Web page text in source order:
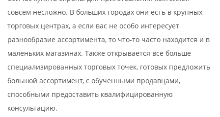
совсем несложно. В больших городах они есть в крупных
торговых центрах, а если вас не особо интересует
разнообразие ассортимента, то что-то часто находится и в
маленьких магазинах. Также открывается все больше
специализированных торговых точек, готовых предложить
большой ассортимент, с обученными продавцами,
способными предоставить квалифицированную
консультацию.